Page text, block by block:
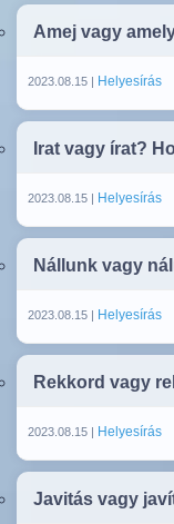
Amej vagy
2023.08.15 | Helyesírás
Irat vagy írat?
2023.08.15 | Helyesírás
Nállunk vagy
2023.08.15 | Helyesírás
Rekkord vagy
2023.08.15 | Helyesírás
Javitás vagy